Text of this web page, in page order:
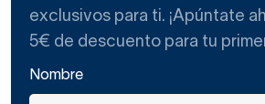
exclusivos para ti. ¡Apúntate
5€ de descuento para tu
Nombre